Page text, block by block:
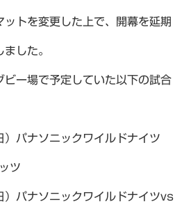
トを変更した上で、開幕を延期
した。
ビー場で予定していた以下の試合
パナソニックワイルドナイツ
ツ
パナソニックワイルドナイツvs